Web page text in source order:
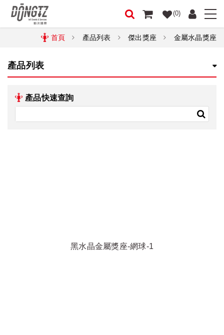
(0)
首頁 產品列表 傑出獎座 金屬水晶獎座
產品列表
產品快速查詢